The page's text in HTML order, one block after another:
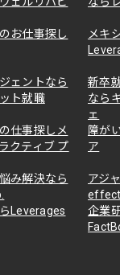
お仕事探し
メキ
ェントなら
ト就職
新卒
なら
ェ
仕事探しメ
クティブ プ
障が
ア
み解決なら
アジ
Leverages
企業